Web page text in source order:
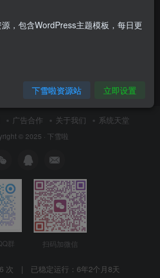
它
广告合作 关于我们 系统天堂
© 2025 · 下雪啦
群 扫码加微信
次 | 已稳定运行： 6年2个月8天
，包含WordPress主题模板，每日更
下雪啦资源站 立即设置